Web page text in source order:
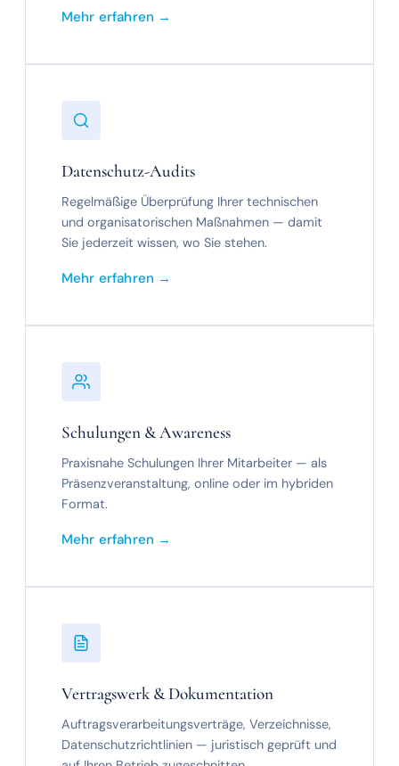
Mehr erfahren →
Datenschutz-Audits
Regelmäßige Überprüfung Ihrer technischen
und organisatorischen Maßnahmen — damit
Sie jederzeit wissen, wo Sie stehen.
Mehr erfahren →
Schulungen & Awareness
Praxisnahe Schulungen Ihrer Mitarbeiter — als
Präsenzveranstaltung, online oder im hybriden
Format.
Mehr erfahren →
Vertragswerk & Dokumentation
Auftragsverarbeitungsverträge, Verzeichnisse,
Datenschutzrichtlinien — juristisch geprüft und